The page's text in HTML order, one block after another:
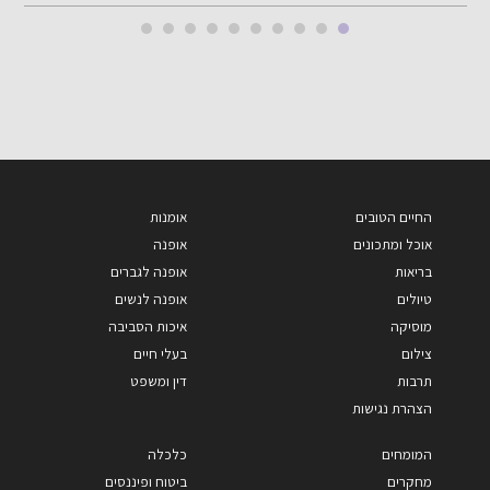
החיים הטובים
אוכל ומתכונים
בריאות
טיולים
מוסיקה
צילום
תרבות
הצהרת נגישות
אומנות
אופנה
אופנה לגברים
אופנה לנשים
איכות הסביבה
בעלי חיים
דין ומשפט
המומחים
מחקרים
כלכלה
ביטוח ופיננסים